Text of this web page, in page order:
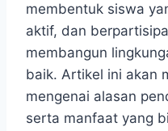
membentuk siswa
aktif, dan
membangun
baik. Artikel ini akan
mengenai alasan
serta manfaat yang